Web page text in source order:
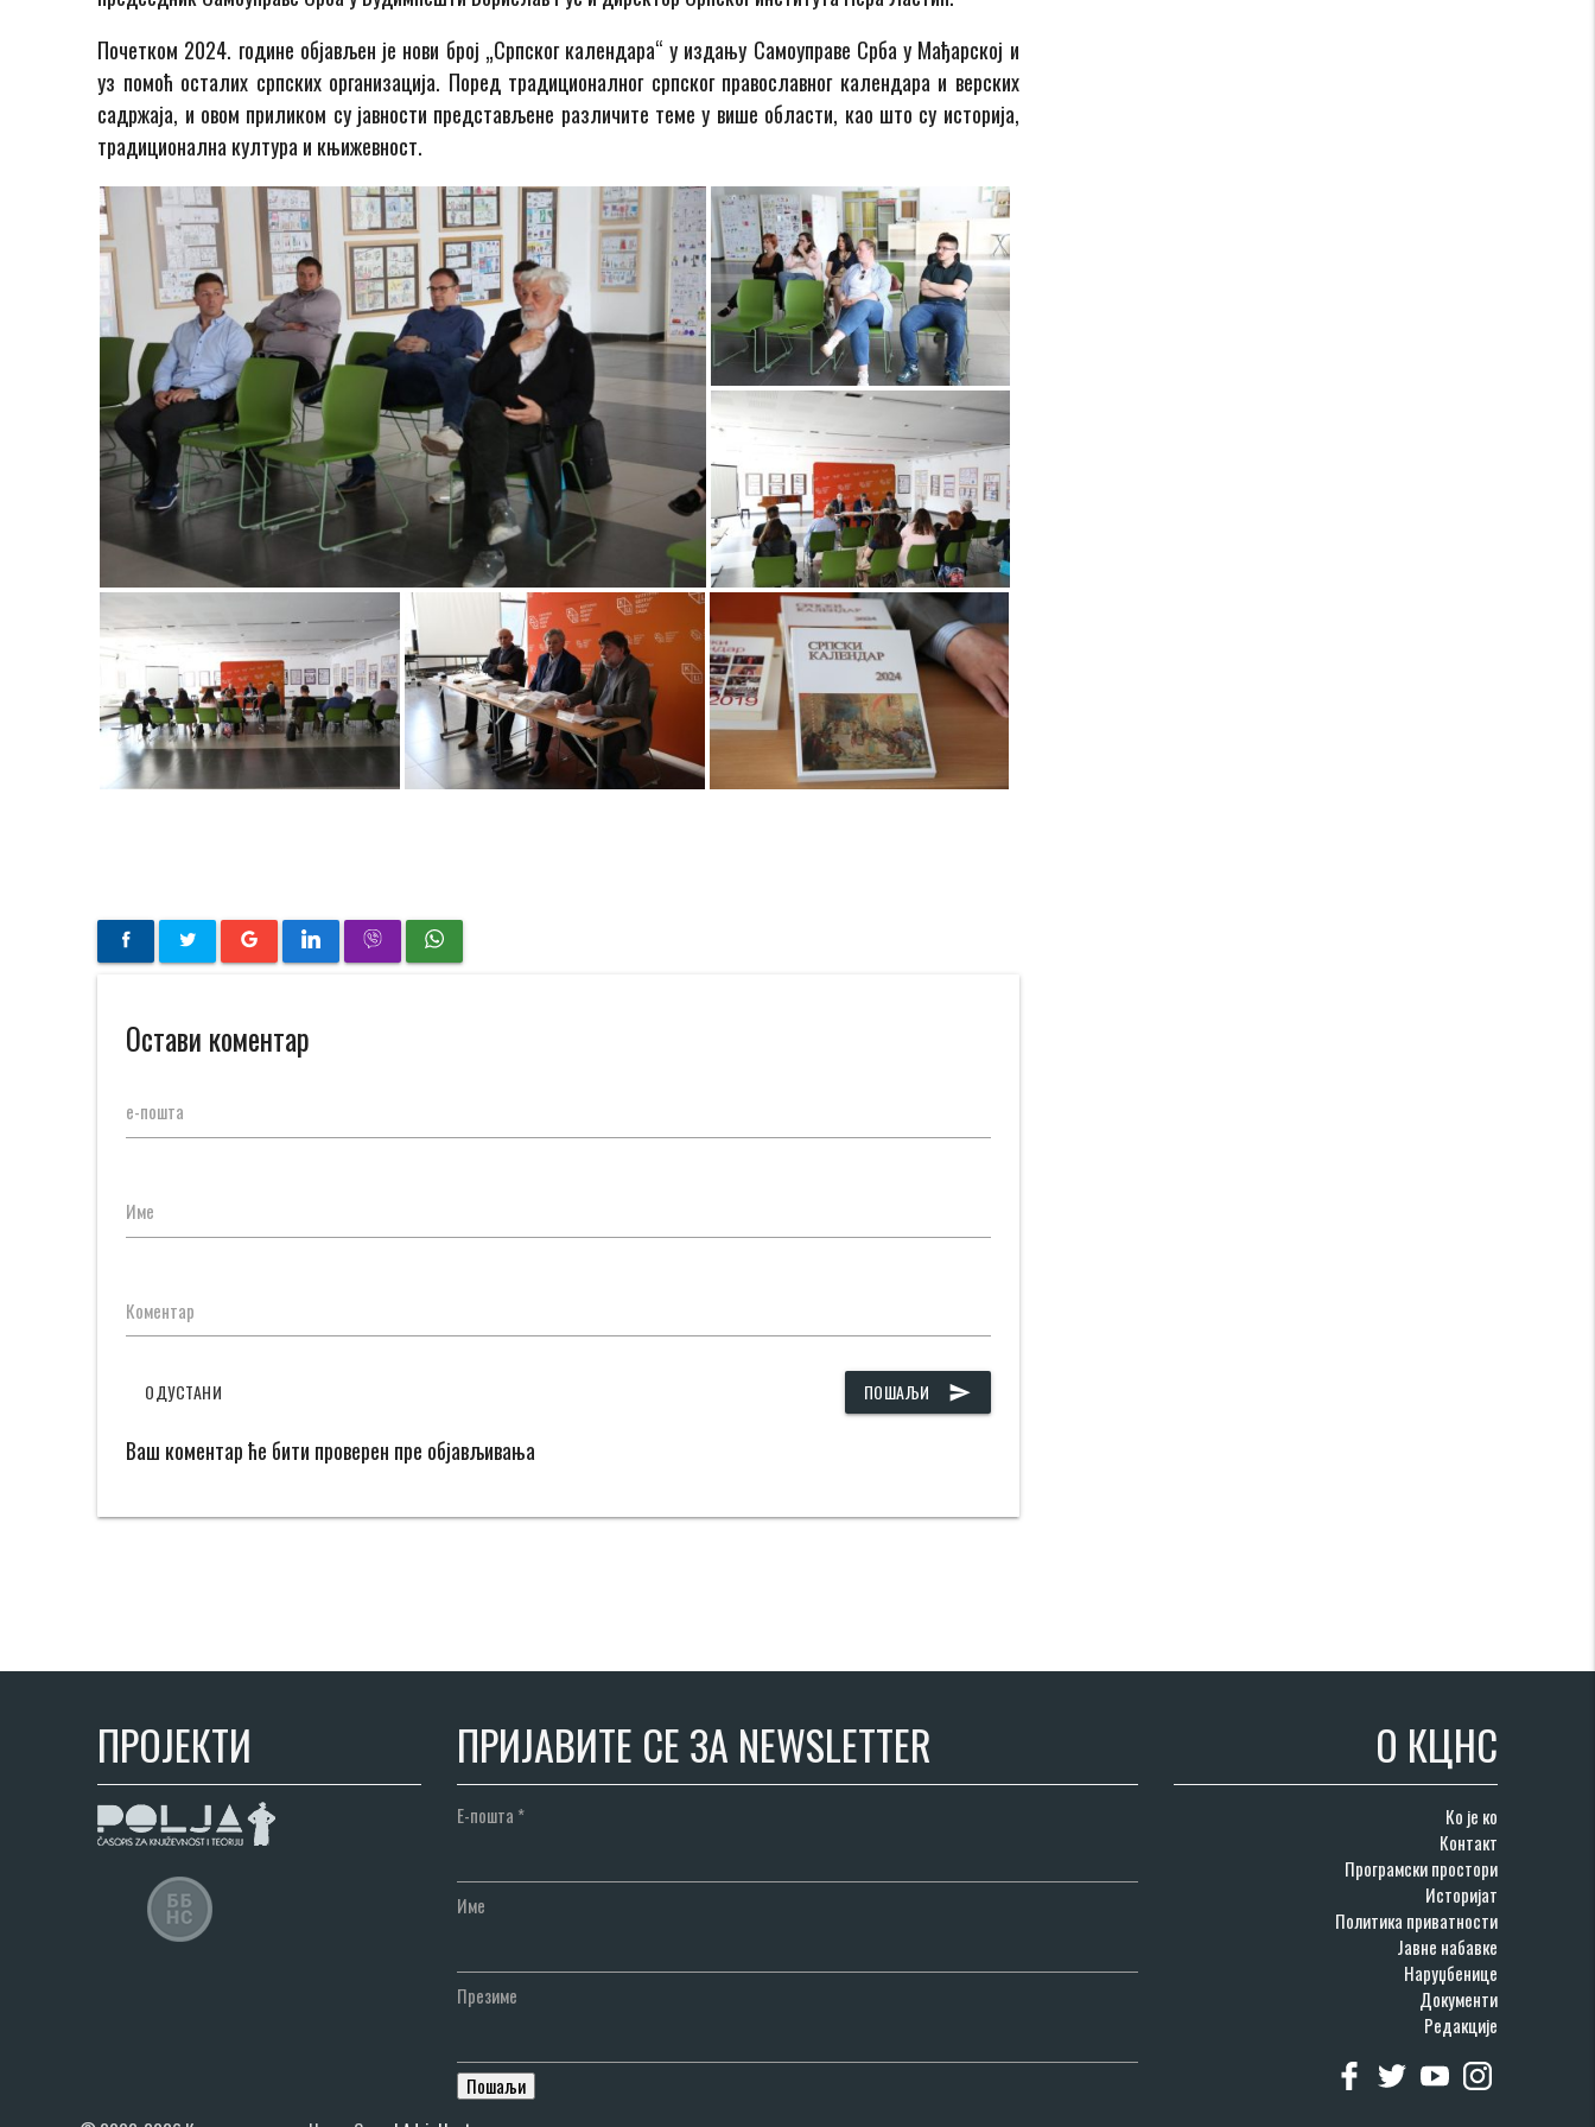
Почетком 2024. године објављен је нови број „Српског календара“ у издању Самоуправе Срба у Мађарској и
уз помоћ осталих српских организација. Поред традиционалног српског православног календара и верских
садржаја, и овом приликом су јавности представљене различите теме у више области, као што су историја,
традиционална култура и књижевност.
Остави коментар
е-пошта
Име
Коментар
ПОШАЉИ send
ОДУСТАНИ
Ваш коментар ће бити проверен пре објављивања
ПРОЈЕКТИ ПРИЈАВИТЕ СЕ ЗА NEWSLETTER
Е-пошта *
Име
Презиме
О КЦНС
Ко је ко
Контакт
Програмски простори
Историјат
Политика приватности
Јавне набавке
Наруџбенице
Документи
Редакције